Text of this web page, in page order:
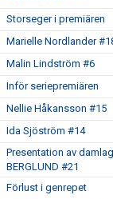
Storseger i premiären
Marielle Nordlander
Malin Lindström #6
Inför seriepremiären
Nellie Håkansson #15
Ida Sjöström #14
Presentation av
BERGLUND #21
Förlust i genrepet